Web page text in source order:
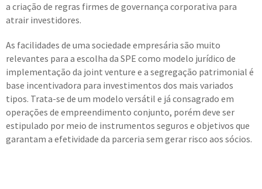
a criação de regras firmes de governança corporativa para
atrair investidores.
As facilidades de uma sociedade empresária são muito
relevantes para a escolha da SPE como modelo jurídico de
implementação da joint venture e a segregação patrimonial é
base incentivadora para investimentos dos mais variados
tipos. Trata-se de um modelo versátil e já consagrado em
operações de empreendimento conjunto, porém deve ser
estipulado por meio de instrumentos seguros e objetivos que
garantam a efetividade da parceria sem gerar risco aos sócios.